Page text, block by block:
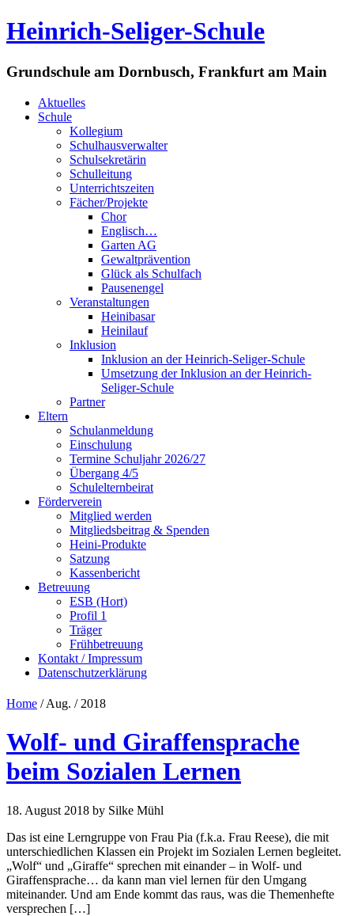
Heinrich-Seliger-Schule
Grundschule am Dornbusch, Frankfurt am Main
Aktuelles
Schule
Kollegium
Schulhausverwalter
Schulsekretärin
Schulleitung
Unterrichtszeiten
Fächer/Projekte
Chor
Englisch…
Garten AG
Gewaltprävention
Glück als Schulfach
Pausenengel
Veranstaltungen
Heinibasar
Heinilauf
Inklusion
Inklusion an der Heinrich-Seliger-Schule
Umsetzung der Inklusion an der Heinrich-
Seliger-Schule
Partner
Eltern
Schulanmeldung
Einschulung
Termine Schuljahr 2026/27
Übergang 4/5
Schulelternbeirat
Förderverein
Mitglied werden
Mitgliedsbeitrag & Spenden
Heini-Produkte
Satzung
Kassenbericht
Betreuung
ESB (Hort)
Profil 1
Träger
Frühbetreuung
Kontakt / Impressum
Datenschutzerklärung
Home / Aug. / 2018
Wolf- und Giraffensprache
beim Sozialen Lernen
18. August 2018 by Silke Mühl
Das ist eine Lerngruppe von Frau Pia (f.k.a. Frau Reese), die mit
unterschiedlichen Klassen ein Projekt im Sozialen Lernen begleitet.
„Wolf“ und „Giraffe“ sprechen mit einander – in Wolf- und
Giraffensprache… da kann man viel lernen für den Umgang
miteinander. Und am Ende kommt das raus, was die Themenhefte
versprechen […]